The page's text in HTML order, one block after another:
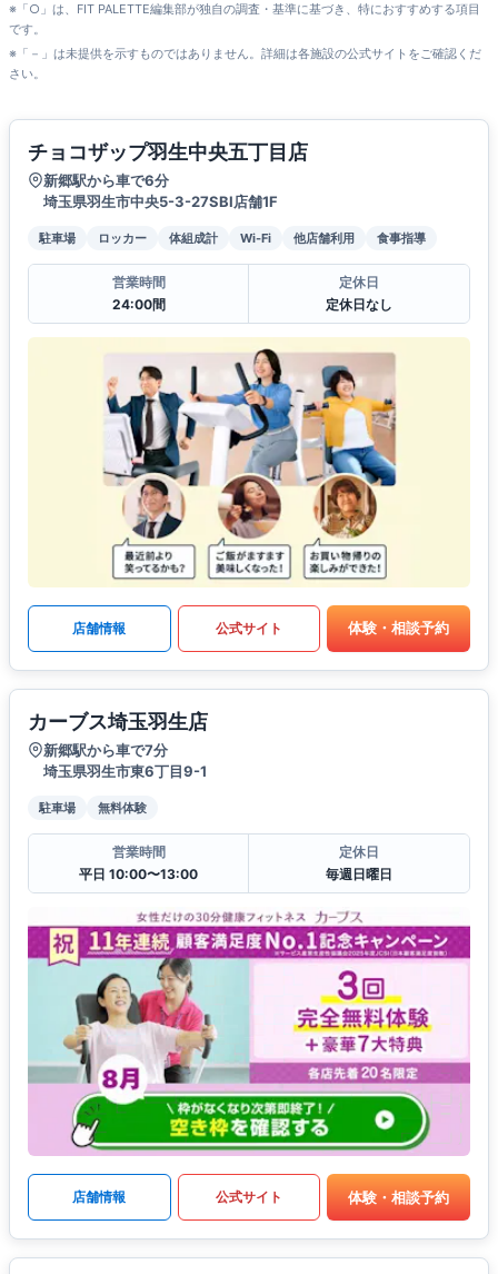
※「○」は、FIT PALETTE編集部が独自の調査・基準に基づき、特におすすめする項目
です。
※「－」は未提供を示すものではありません。詳細は各施設の公式サイトをご確認くだ
さい。
チョコザップ羽生中央五丁目店
新郷駅から車で6分
埼玉県羽生市中央5-3-27SBI店舗1F
駐車場 ロッカー 体組成計 Wi-Fi 他店舗利用 食事指導
営業時間
24:00間
定休日
定休日なし
店舗情報 公式サイト 体験・相談予約
カーブス埼玉羽生店
新郷駅から車で7分
埼玉県羽生市東6丁目9-1
駐車場 無料体験
営業時間
平日 10:00〜13:00
定休日
毎週日曜日
店舗情報 公式サイト 体験・相談予約